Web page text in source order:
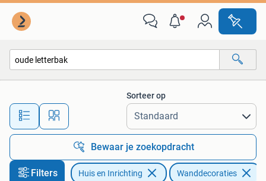
Alle afstanden…
Sorteer op
Bewaar je zoekopdracht
Filters Huis en Inrichting Wanddecoraties